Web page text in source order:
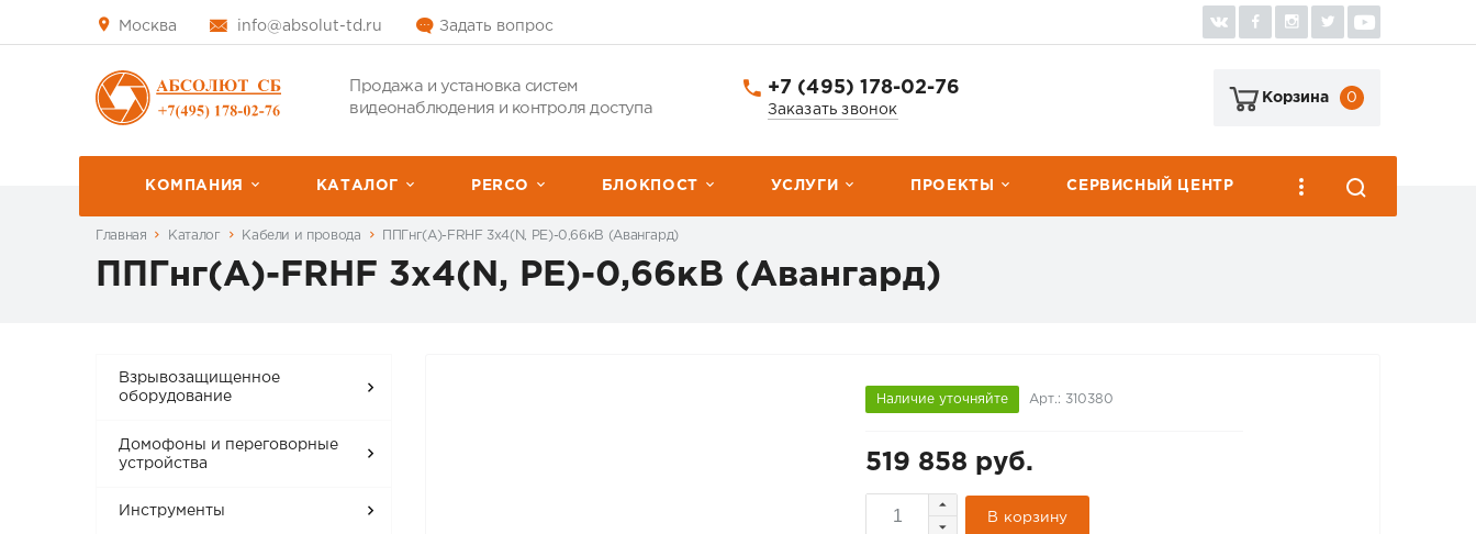
Москва info@absolut-td.ru Задать вопрос
Продажа и установка систем
видеонаблюдения и контроля доступа
+7 (495) 178-02-76
Заказать звонок
Корзина 0
КОМПАНИЯ КАТАЛОГ PERCО БЛОКПОСТ УСЛУГИ ПРОЕКТЫ СЕРВИСНЫЙ ЦЕНТР
Главная Каталог Кабели и провода ППГнг(А)-FRHF 3х4(N, PE)-0,66кВ (Авангард)
ППГнг(А)-FRHF 3х4(N, PE)-0,66кВ (Авангард)
Взрывозащищенное
оборудование
Домофоны и переговорные
устройства
Инструменты
Наличие уточняйте Арт.: 310380
519 858 руб.
В корзину